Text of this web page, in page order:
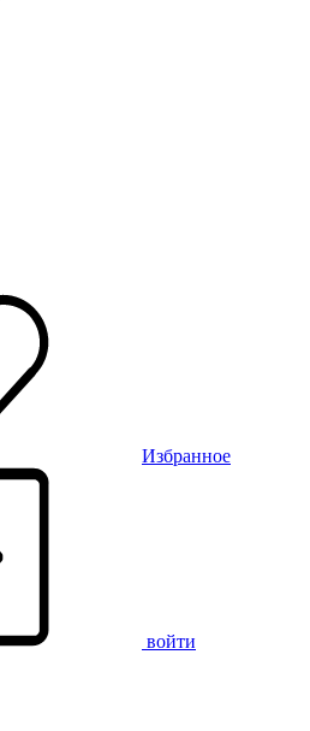
Избранное
войти